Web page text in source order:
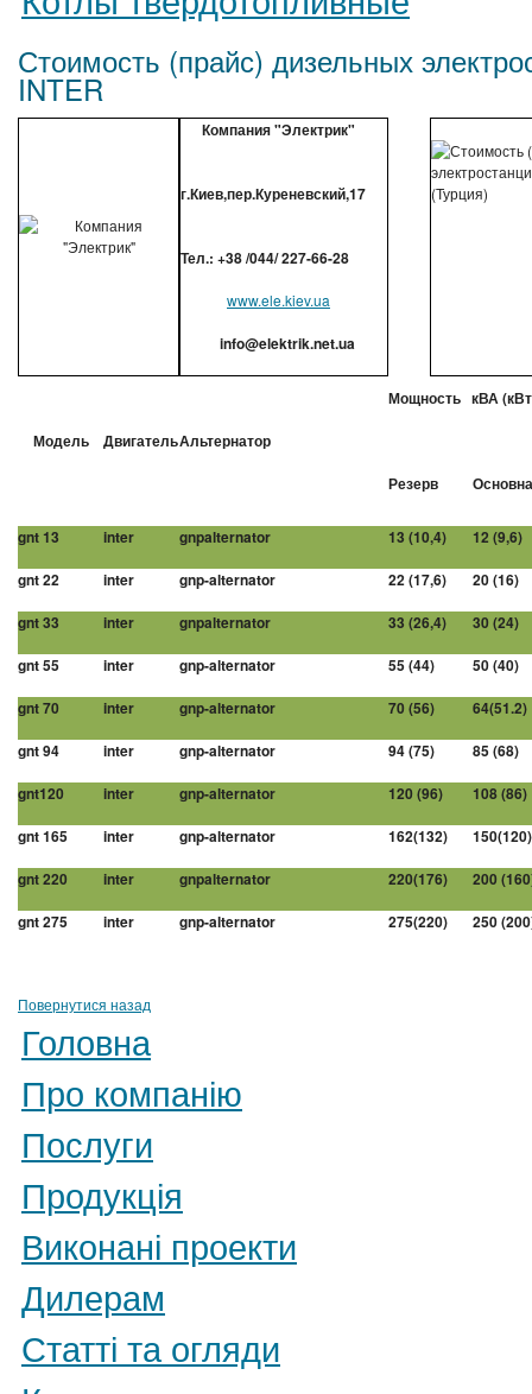
Стоимость (прайс) дизельных
INTER
Компания "Электрик"
г.Киев,пер.Куреневский,17
Тел.: +38 /044/ 227-66-28
www.ele.kiev.ua
info@elektrik.net.ua
Модель ДвигательАльтернатор
Мощность
Резерв
gnt 13 inter gnpalternator 13 (10,4)
12 (9,6)
gnt 22
inter gnp-alternator 22 (17,6)
20 (16)
gnt 33
inter gnpalternator 33 (26,4)
30 (24)
gnt 55
inter gnp-alternator 55 (44)
50 (40)
gnt 70
inter gnp-alternator 70 (56)
64(51.2)
gnt 94
inter gnp-alternator 94 (75)
85 (68)
gnt120 inter gnp-alternator 120 (96)
108 (86)
gnt 165
inter gnp-alternator 162(132)
150(120)
gnt 220
inter gnpalternator 220(176)
200
gnt 275
inter gnp-alternator 275(220) 250
Повернутися назад
Головна
Про компанію
Послуги
Продукція
Виконані проекти
Дилерам
Статті та огляди